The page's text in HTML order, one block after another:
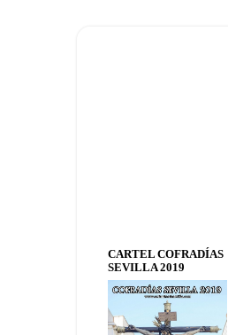
CARTEL COFRADÍAS
SEVILLA 2019